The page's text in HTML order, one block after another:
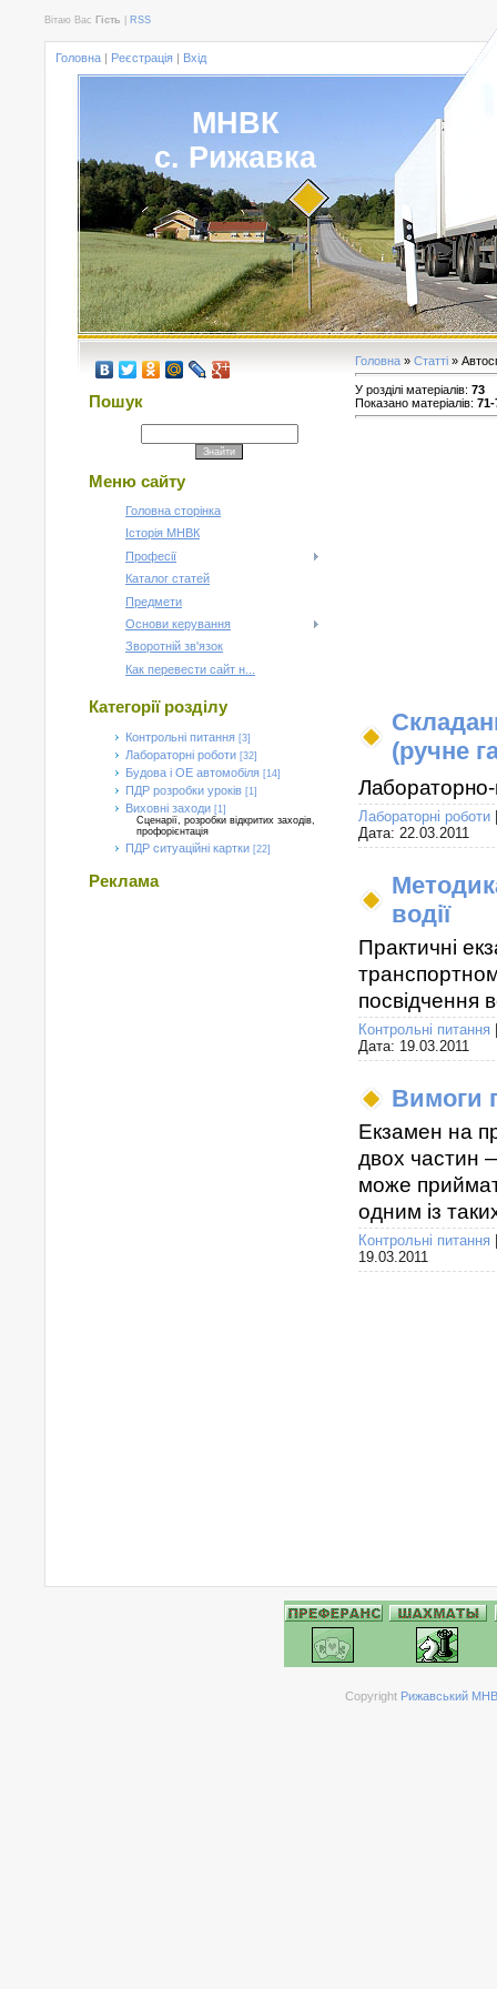
Вітаю Вас Гість RSS
Головна | Реєстрація | Вхід
МНВК
с. Рижавка
Пошук
Меню сайту
Головна сторінка
Історія МНВК
Професії
Каталог статей
Предмети
Основи керування
Зворотній зв'язок
Как перевести сайт н...
Категорії розділу
Контрольні питання [3]
Лабораторні роботи [32]
Будова і ОЕ автомобіля [14]
ПДР розробки уроків [1]
Виховні заходи [1]
Сценарії, розробки відкритих заходів,
профорієнтація
ПДР ситуаційні картки [22]
Реклама
Головна » Статті »
У розділі матеріалів: 73
Показано матеріалів: 71-
(ручне
Лабораторні роботи
Дата: 22.03.2011
водії
Практичні
посвідчення
Контрольні питання
Дата: 19.03.2011
Вимоги
Екзамен на
двох частин
може
одним із
Контрольні питання
19.03.2011
Copyright Рижавський